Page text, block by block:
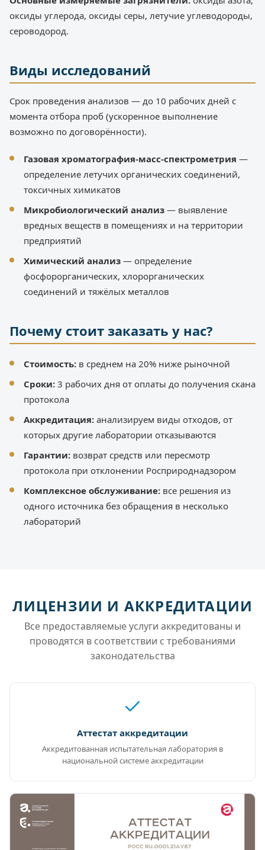
оксиды углерода, оксиды серы, летучие углеводороды,
сероводород.
Виды исследований
Срок проведения анализов — до 10 рабочих дней с
момента отбора проб (ускоренное выполнение
возможно по договорённости).
Газовая хроматография-масс-спектрометрия —
определение летучих органических соединений,
токсичных химикатов
Микробиологический анализ — выявление
вредных веществ в помещениях и на территории
предприятий
Химический анализ — определение
фосфорорганических, хлорорганических
соединений и тяжёлых металлов
Почему стоит заказать у нас?
Стоимость: в среднем на 20% ниже рыночной
Сроки: 3 рабочих дня от оплаты до получения скана
протокола
Аккредитация: анализируем виды отходов, от
которых другие лаборатории отказываются
Гарантии: возврат средств или пересмотр
протокола при отклонении Росприроднадзором
Комплексное обслуживание: все решения из
одного источника без обращения в несколько
лабораторий
ЛИЦЕНЗИИ И АККРЕДИТАЦИИ
Все предоставляемые услуги аккредитованы и
проводятся в соответствии с требованиями
законодательства
Аттестат аккредитации
Аккредитованная испытательная лаборатория в
национальной системе аккредитации